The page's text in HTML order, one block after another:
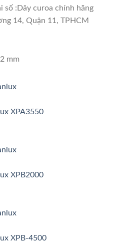
số :Dây curoa chính hãng
14, Quận 11, TPHCM
mm
XPA3550
XPB2000
XPB-4500